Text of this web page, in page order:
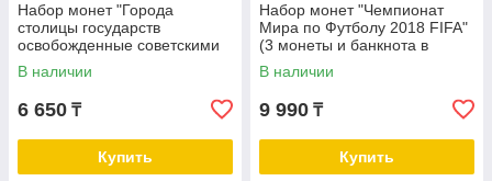
Набор монет "Города
столицы государств
освобожденные советскими
войсками" 14 монет (Россия)
В наличии
6 650 ₸
Купить
Набор монет "Чемпионат
Мира по Футболу 2018 FIFA"
(3 монеты и банкнота в
блистерном альбоме)
В наличии
9 990 ₸
Купить